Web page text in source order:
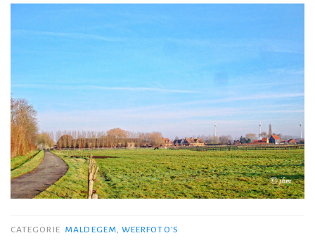
CATEGORIE MALDEGEM WEERFOTO'S